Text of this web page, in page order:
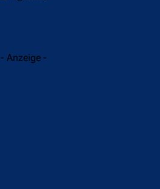
- Anzeige -